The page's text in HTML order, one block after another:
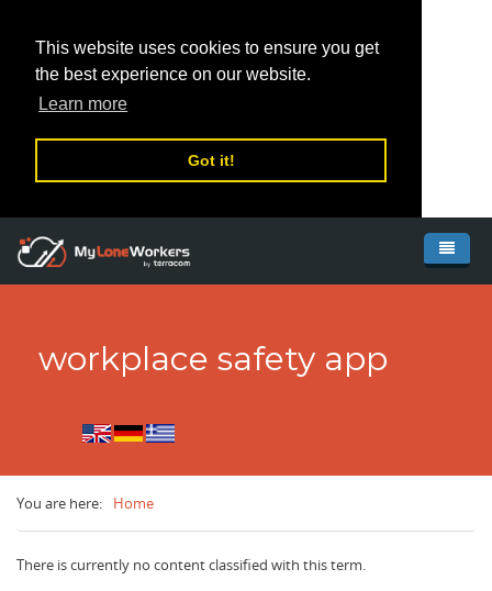
This website uses cookies to ensure you get
the best experience on our website.
Learn more
Got it!
Συστημα
MyLoneWorkers
Πως λειτουργεί
Web Εφαρμογή
MyLoneWorkers PRO
7 έξυπνοι τρόποι για να προστατεύσετε τους
Υποστήριξη
Δωρεάν Δοκιμή
Λήψεις
Λογαριασμός
workplace safety app
You are here: Home
There is currently no content classified with this term.